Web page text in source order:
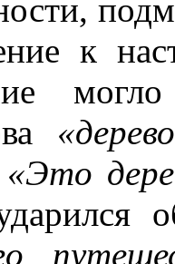
к
«дерево
«Это